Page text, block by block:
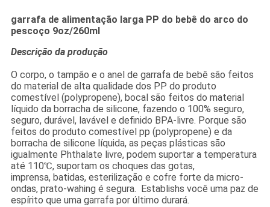
garrafa de alimentação larga PP do bebê do arco do
pescoço 9oz/260ml
Descrição da produção
O corpo, o tampão e o anel de garrafa de bebê são feitos
do material de alta qualidade dos PP do produto
comestível (polypropene), bocal são feitos do material
líquido da borracha de silicone, fazendo o 100% seguro,
seguro, durável, lavável e definido BPA-livre. Porque são
feitos do produto comestível pp (polypropene) e da
borracha de silicone líquida, as peças plásticas são
igualmente Phthalate livre, podem suportar a temperatura
até 110℃, suportam os choques das gotas,
imprensa, batidas, esterilização e cofre forte da micro-
ondas, prato-wahing é segura. Establishs você uma paz de
espírito que uma garrafa por último durará.